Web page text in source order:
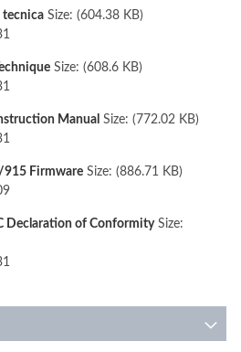
tecnica Size: (604.38 KB)
Size: (608.6 KB)
Manual Size: (772.02 KB)
915 Firmware Size: (886.71 KB)
Declaration of ConformitySize: